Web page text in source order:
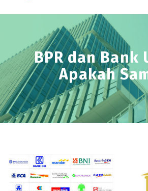
BPR dan Bank
Apakah